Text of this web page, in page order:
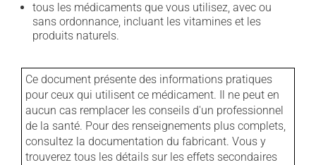
tous les médicaments que vous utilisez, avec ou
sans ordonnance, incluant les vitamines et les
produits naturels.
Ce document présente des informations pratiques
pour ceux qui utilisent ce médicament. Il ne peut en
aucun cas remplacer les conseils d'un professionnel
de la santé. Pour des renseignements plus complets,
consultez la documentation du fabricant. Vous y
trouverez tous les détails sur les effets secondaires